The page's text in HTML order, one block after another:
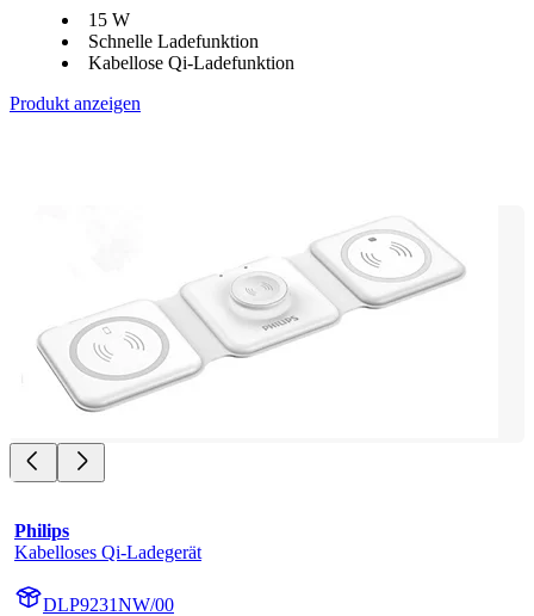
15 W
Schnelle Ladefunktion
Kabellose Qi-Ladefunktion
Produkt anzeigen
Philips
Kabelloses Qi-Ladegerät
DLP9231NW/00